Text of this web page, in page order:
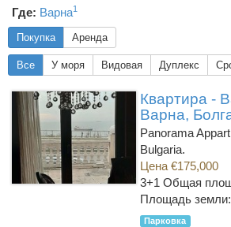
Где: Варна1
Покупка Аренда
Все У моря Видовая Дуплекс
Квартира -
Варна,
Panorama
Bulgaria.
Цена €175,000
3+1 Общая
Площадь земли:
Парковка